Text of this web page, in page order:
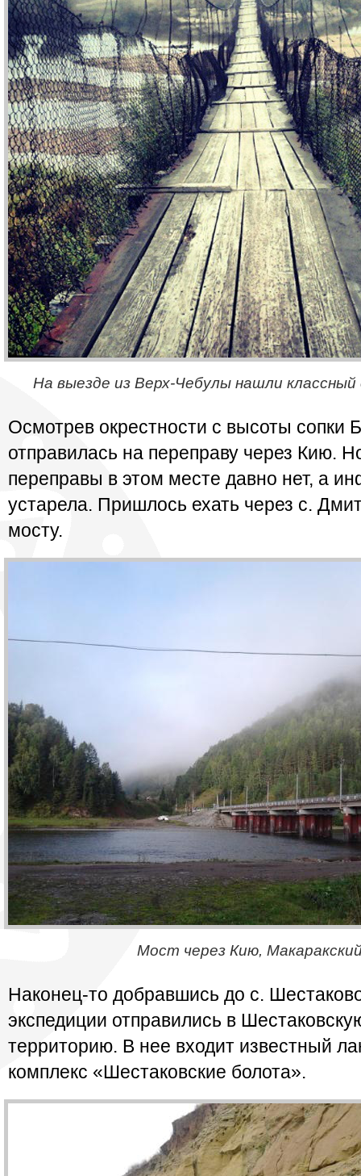
На выезде из Верх-Чебулы нашли
Осмотрев окрестности с высоты сопки
отправилась на переправу через Кию.
переправы в этом месте давно нет, а
устарела. Пришлось ехать через с.
мосту.
Мост через Кию,
Наконец-то добравшись до с.
экспедиции отправились в
территорию. В нее входит известный
комплекс «Шестаковские болота».